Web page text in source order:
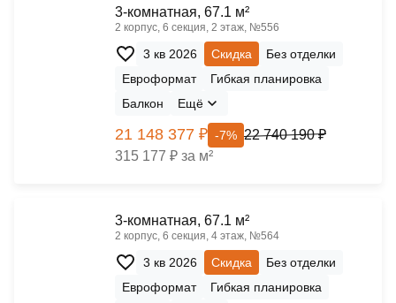
3-комнатная, 67.1 м²
2 корпус, 6 секция, 2 этаж, №556
3 кв 2026 Скидка
Без отделки
Евроформат
Гибкая планировка
Балкон
Ещё
21 148 377 ₽ -7% 22 740 190 ₽
315 177 ₽ за м²
3-комнатная, 67.1 м²
2 корпус, 6 секция, 4 этаж, №564
3 кв 2026 Скидка
Без отделки
Евроформат
Гибкая планировка